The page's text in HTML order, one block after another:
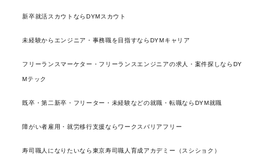
新卒就活スカウトならDYMスカウト
未経験からエンジニア・事務職を目指すならDYMキャリア
フリーランスマーケター・フリーランスエンジニアの求人・案件探しならDY
Mテック
既卒・第二新卒・フリーター・未経験などの就職・転職ならDYM就職
障がい者雇用・就労移行支援ならワークスバリアフリー
寿司職人になりたいなら東京寿司職人育成アカデミー（スシショク）